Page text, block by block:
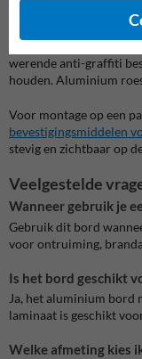
Het bord is
.
werende anti-graffiti
houden. Aluminium
Voor montage op een
bevestigingsmiddelen
stevig en zichtbaar op
Veelgestelde
Wanneer gebruik je
Gebruik dit bord
voor ontruiming,
Is het bord geschikt
Ja, het aluminium
laminaat is geschikt
Welke afmeting kies